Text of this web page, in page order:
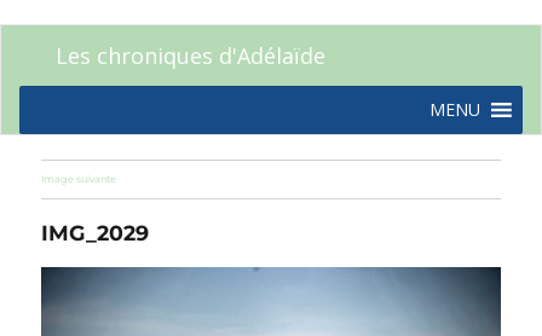
Les chroniques d'Adélaïde
MENU
Image suivante
IMG_2029